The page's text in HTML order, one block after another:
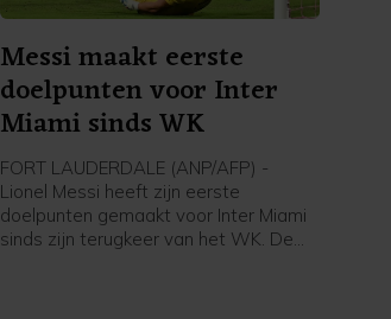
Messi maakt eerste
doelpunten voor Inter
Miami sinds WK
FORT LAUDERDALE (ANP/AFP) -
Lionel Messi heeft zijn eerste
doelpunten gemaakt voor Inter Miami
sinds zijn terugkeer van het WK. De